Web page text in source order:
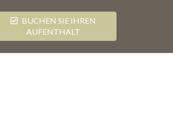
BUCHEN SIE IHREN
AUFENTHALT